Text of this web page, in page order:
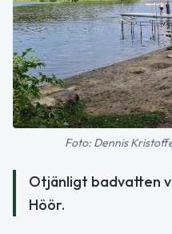
Foto: Dennis
Otjänligt badvatten
Höör.